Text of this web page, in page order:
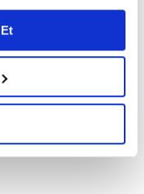
Bilgilendirme
Kanunu uyarınca
ile ilgili daha
yılların Phantom
bir siluet
metalik parlaklık
ince cam